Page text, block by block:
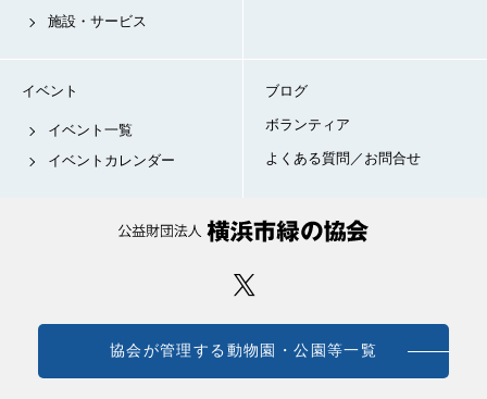
施設・サービス
イベント
イベント一覧
イベントカレンダー
ブログ
ボランティア
よくある質問／お問合せ
協会が管理する動物園・公園等一覧